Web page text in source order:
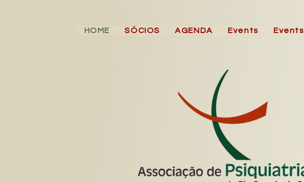
HOME SÓCIOS AGENDA Events Events